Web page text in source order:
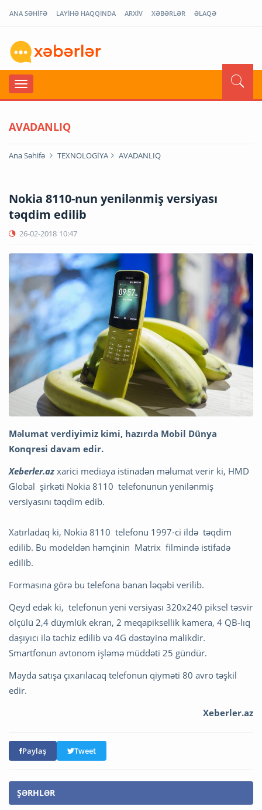
ANA SƏHİFƏ LAYİHƏ HAQQINDA ARXİV XƏBƏRLƏR ƏLAQƏ
AVADANLIQ
Ana Səhifə TEXNOLOGİYA AVADANLIQ
Nokia 8110-nun yenilənmiş versiyası
təqdim edilib
26-02-2018 10:47
Məlumat verdiyimiz kimi, hazırda Mobil Dünya
Konqresi davam edir.
Xeberler.az xarici mediaya istinadən məlumat verir ki, HMD
Global şirkəti Nokia 8110 telefonunun yenilənmiş
versiyasını təqdim edib.
Xatırladaq ki, Nokia 8110 telefonu 1997-ci ildə təqdim
edilib. Bu modeldən həmçinin Matrix filmində istifadə
edilib.
Formasına görə bu telefona banan ləqəbi verilib.
Qeyd edək ki, telefonun yeni versiyası 320x240 piksel təsvir
ölçülü 2,4 düymlük ekran, 2 meqapiksellik kamera, 4 QB-lıq
daşıyıcı ilə təchiz edilib və 4G dəstəyinə malikdir.
Smartfonun avtonom işləmə müddəti 25 gündür.
Mayda satışa çıxarılacaq telefonun qiyməti 80 avro təşkil
edir.
Xeberler.az
Paylaş Tweet
ŞƏRHLƏR